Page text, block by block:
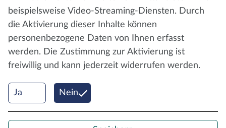
Pädagogisches Arbeitsmaterial der BJF
Duchblick-Edition
Realisation CONVOTIS Lübeck GmbH
Ja Nein
beispielsweise Video-Streaming-Diensten. Durch
die Aktivierung dieser Inhalte können
personenbezogene Daten von Ihnen erfasst
werden. Die Zustimmung zur Aktivierung ist
freiwillig und kann jederzeit widerrufen werden.